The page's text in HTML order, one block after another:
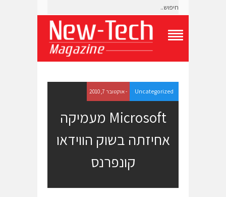
g
l
e
N
M
Uncategorized - אוקטובר 7, 2010
Microsoft מעמיקה
אחיזתה בשוק הווידאו
קונפרנס